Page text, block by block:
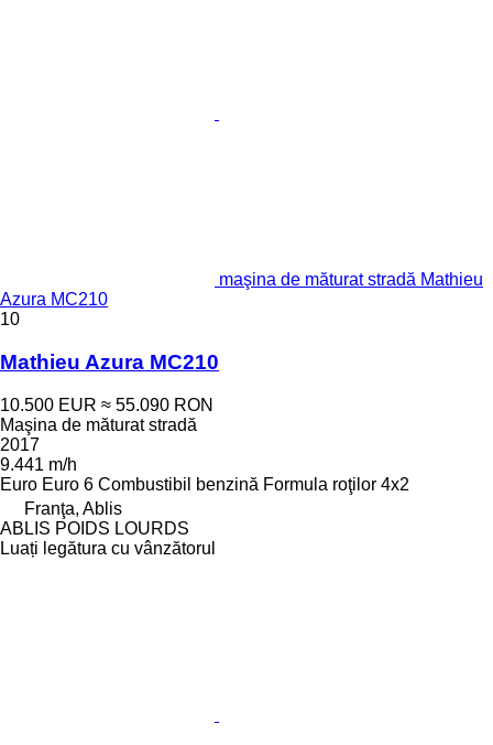
maşina de măturat stradă Mathieu
Azura MC210
10
Mathieu Azura MC210
10.500 EUR ≈ 55.090 RON
Maşina de măturat stradă
2017
9.441 m/h
Euro Euro 6 Combustibil benzină Formula roţilor 4x2
Franţa, Ablis
ABLIS POIDS LOURDS
Luați legătura cu vânzătorul